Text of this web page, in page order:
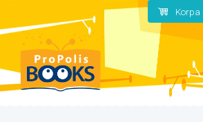
Korpa